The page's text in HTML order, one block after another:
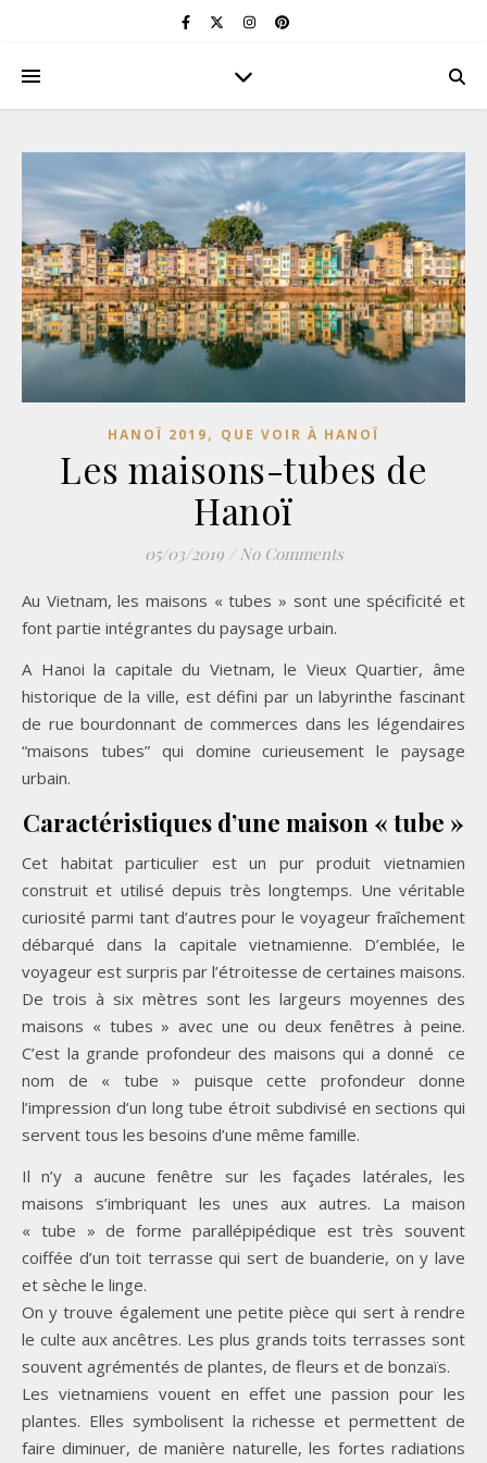
HANOÏ 2019, QUE VOIR À HANOÏ
Les maisons-tubes de
Hanoï
05/03/2019 / No Comments
Au Vietnam, les maisons « tubes » sont une spécificité et
font partie intégrantes du paysage urbain.
A Hanoi la capitale du Vietnam, le Vieux Quartier, âme
historique de la ville, est défini par un labyrinthe fascinant
de rue bourdonnant de commerces dans les légendaires
“maisons tubes” qui domine curieusement le paysage
urbain.
Caractéristiques d’une maison « tube »
Cet habitat particulier est un pur produit vietnamien
construit et utilisé depuis très longtemps. Une véritable
curiosité parmi tant d’autres pour le voyageur fraîchement
débarqué dans la capitale vietnamienne. D’emblée, le
voyageur est surpris par l’étroitesse de certaines maisons.
De trois à six mètres sont les largeurs moyennes des
maisons « tubes » avec une ou deux fenêtres à peine.
C’est la grande profondeur des maisons qui a donné ce
nom de « tube » puisque cette profondeur donne
l’impression d’un long tube étroit subdivisé en sections qui
servent tous les besoins d’une même famille.
Il n’y a aucune fenêtre sur les façades latérales, les
maisons s’imbriquant les unes aux autres. La maison
« tube » de forme parallépipédique est très souvent
coiffée d’un toit terrasse qui sert de buanderie, on y lave
et sèche le linge.
On y trouve également une petite pièce qui sert à rendre
le culte aux ancêtres. Les plus grands toits terrasses sont
souvent agrémentés de plantes, de fleurs et de bonzaïs.
Les vietnamiens vouent en effet une passion pour les
plantes. Elles symbolisent la richesse et permettent de
faire diminuer, de manière naturelle, les fortes radiations